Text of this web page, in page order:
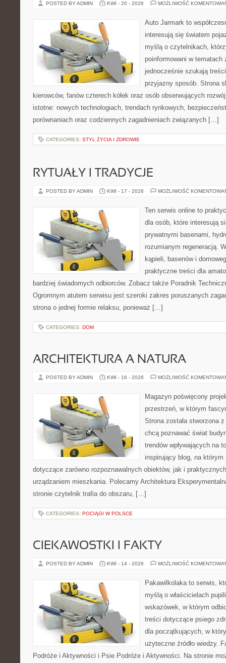
POSTED BY ADMIN KWI - 20 - 2026 MOŻLIWOŚĆ
Auto Jarmark to
interesują się światem
myślą o czytelnikach,
poinformowani w
jednocześnie szukają
przyjazny sposób. Strona
kierowców, fanów czterech kółek oraz osób obserwujących
istotne: nowych technologiach, trendach rynkowych,
porównaniach oraz codziennych zagadnieniach związanych […]
CATEGORIES: STYL ŻYCIA I ZDROWIE
RYTUAŁY I TRADYCJE
POSTED BY ADMIN KWI - 17 - 2026 MOŻLIWOŚĆ
Ten serwis online to
dla osób, które interesują
prywatnymi basenami,
rozumianym regeneracją.
kąpieli, basenów i
praktyczne treści dla
bardziej świadomych odbiorców. Zobacz także Poradnik
Ogromnym atutem serwisu jest szeroki zakres poruszanych
strona o jednej formie relaksu, ponieważ […]
CATEGORIES: DOM
ARCHITEKTURA A NATURA
POSTED BY ADMIN KWI - 16 - 2026 MOŻLIWOŚĆ
Magazyn poświęcony
przestrzeń, w którym
Strona została stworzona
chcą poznawać świat
trendów wpływających na
inspirujący blog, na
dotyczące zarówno rozpoznawalnych obiektów, jak i
urządzaniem mieszkania. Polecamy Architektura
stronie czytelnik trafia do obszaru, […]
CATEGORIES: POCIĄGI W POLSCE
CIEKAWOSTKI I FAKTY
POSTED BY ADMIN KWI - 14 - 2026 MOŻLIWOŚĆ
Pakawilkolaka to serwis,
myślą o właścicielach
wskazówek, w którym
treści dotyczące psiego
dla początkujących, w
użyteczne źródło wiedzy.
Podróże i Aktywności i Psie Podróże i Aktywności. Na stronie